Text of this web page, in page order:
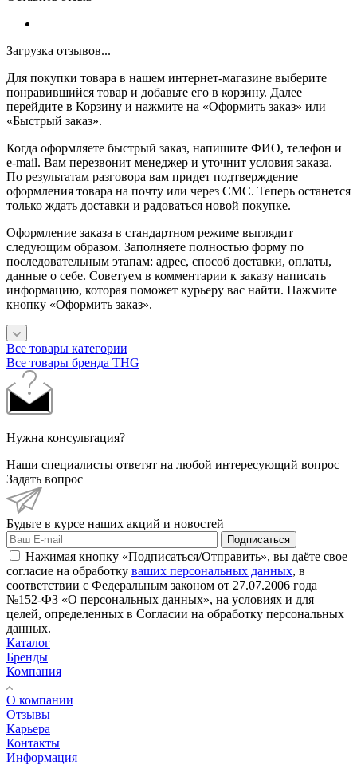
Загрузка отзывов...
Для покупки товара в нашем интернет-магазине выберите
понравившийся товар и добавьте его в корзину. Далее
перейдите в Корзину и нажмите на «Оформить заказ» или
«Быстрый заказ».
Когда оформляете быстрый заказ, напишите ФИО, телефон и
e-mail. Вам перезвонит менеджер и уточнит условия заказа.
По результатам разговора вам придет подтверждение
оформления товара на почту или через СМС. Теперь останется
только ждать доставки и радоваться новой покупке.
Оформление заказа в стандартном режиме выглядит
следующим образом. Заполняете полностью форму по
последовательным этапам: адрес, способ доставки, оплаты,
данные о себе. Советуем в комментарии к заказу написать
информацию, которая поможет курьеру вас найти. Нажмите
кнопку «Оформить заказ».
Все товары категории
Все товары бренда THG
Нужна консультация?
Наши специалисты ответят на любой интересующий вопрос
Задать вопрос
Будьте в курсе наших акций и новостей
Подписаться
Нажимая кнопку «Подписаться/Отправить», вы даёте свое
согласие на обработку ваших персональных данных, в
соответствии с Федеральным законом от 27.07.2006 года
№152-ФЗ «О персональных данных», на условиях и для
целей, определенных в Согласии на обработку персональных
данных.
Каталог
Бренды
Компания
О компании
Отзывы
Карьера
Контакты
Информация